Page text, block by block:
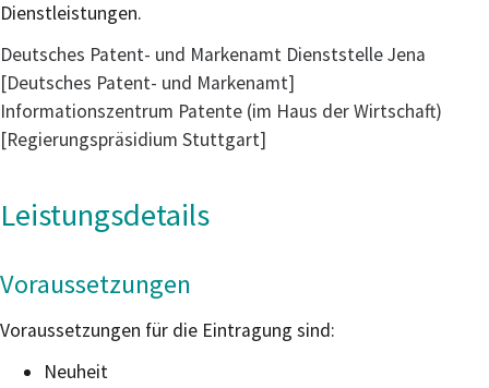
Dienstleistungen.
Deutsches Patent- und Markenamt Dienststelle Jena
[Deutsches Patent- und Markenamt]
Informationszentrum Patente (im Haus der Wirtschaft)
[Regierungspräsidium Stuttgart]
Leistungsdetails
Voraussetzungen
Voraussetzungen für die Eintragung sind:
Neuheit